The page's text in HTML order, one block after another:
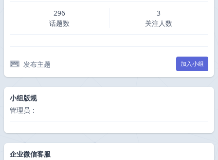
296
话题数
3
关注人数
发布主题 加入小组
小组版规
管理员：
企业微信客服